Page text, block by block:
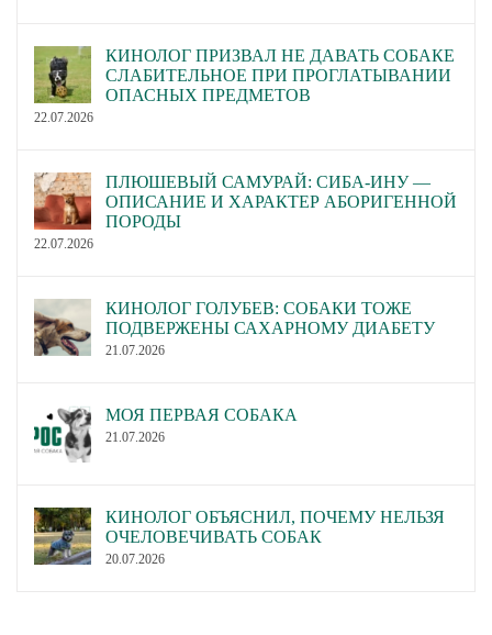
КИНОЛОГ ПРИЗВАЛ НЕ ДАВАТЬ СОБАКЕ
СЛАБИТЕЛЬНОЕ ПРИ ПРОГЛАТЫВАНИИ
ОПАСНЫХ ПРЕДМЕТОВ
22.07.2026
ПЛЮШЕВЫЙ САМУРАЙ: СИБА-ИНУ —
ОПИСАНИЕ И ХАРАКТЕР АБОРИГЕННОЙ
ПОРОДЫ
22.07.2026
КИНОЛОГ ГОЛУБЕВ: СОБАКИ ТОЖЕ
ПОДВЕРЖЕНЫ САХАРНОМУ ДИАБЕТУ
21.07.2026
МОЯ ПЕРВАЯ СОБАКА
21.07.2026
КИНОЛОГ ОБЪЯСНИЛ, ПОЧЕМУ НЕЛЬЗЯ
ОЧЕЛОВЕЧИВАТЬ СОБАК
20.07.2026